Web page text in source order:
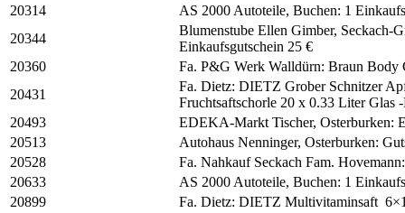
20314
AS 2000 Autoteile, Buchen: 1
20344
Blumenstube Ellen Gimber, Seckach-
Einkaufsgutschein 25 €
20360
Fa. P&G Werk Walldürn: Braun Body
20431
Fa. Dietz: DIETZ Grober Schnitzer
Fruchtsaftschorle 20 x 0.33 Liter Glas
20493
EDEKA-Markt Tischer, Osterburken:
20513
Autohaus Nenninger, Osterburken:
20528
Fa. Nahkauf Seckach Fam.
20633
AS 2000 Autoteile, Buchen: 1
20899
Fa. Dietz: DIETZ Multivitaminsaft